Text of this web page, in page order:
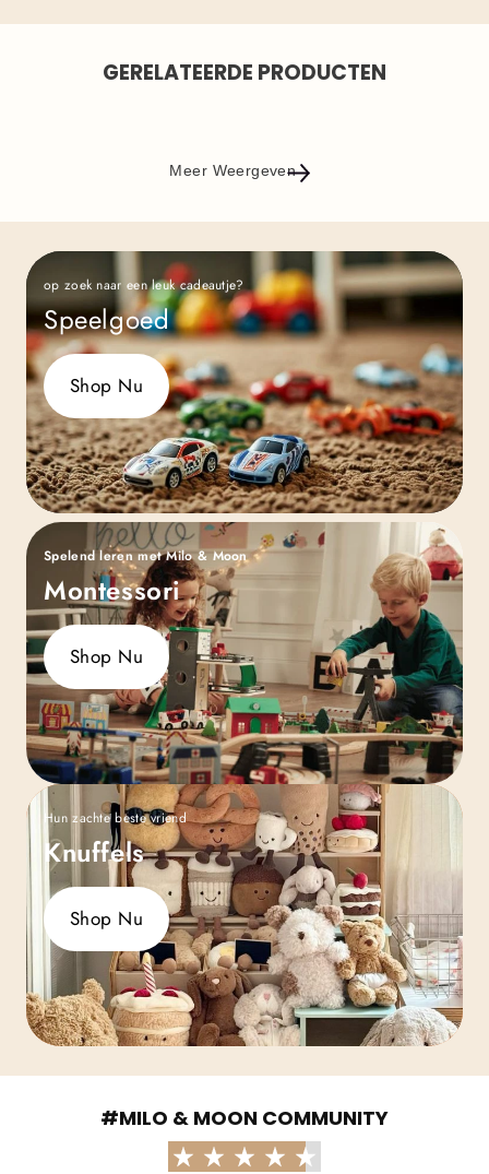
GERELATEERDE PRODUCTEN
Meer Weergeven
op zoek naar een leuk cadeautje?
Speelgoed
Shop Nu
Spelend leren met Milo & Moon
Montessori
Shop Nu
Hun zachte beste vriend
Knuffels
Shop Nu
#MILO & MOON COMMUNITY